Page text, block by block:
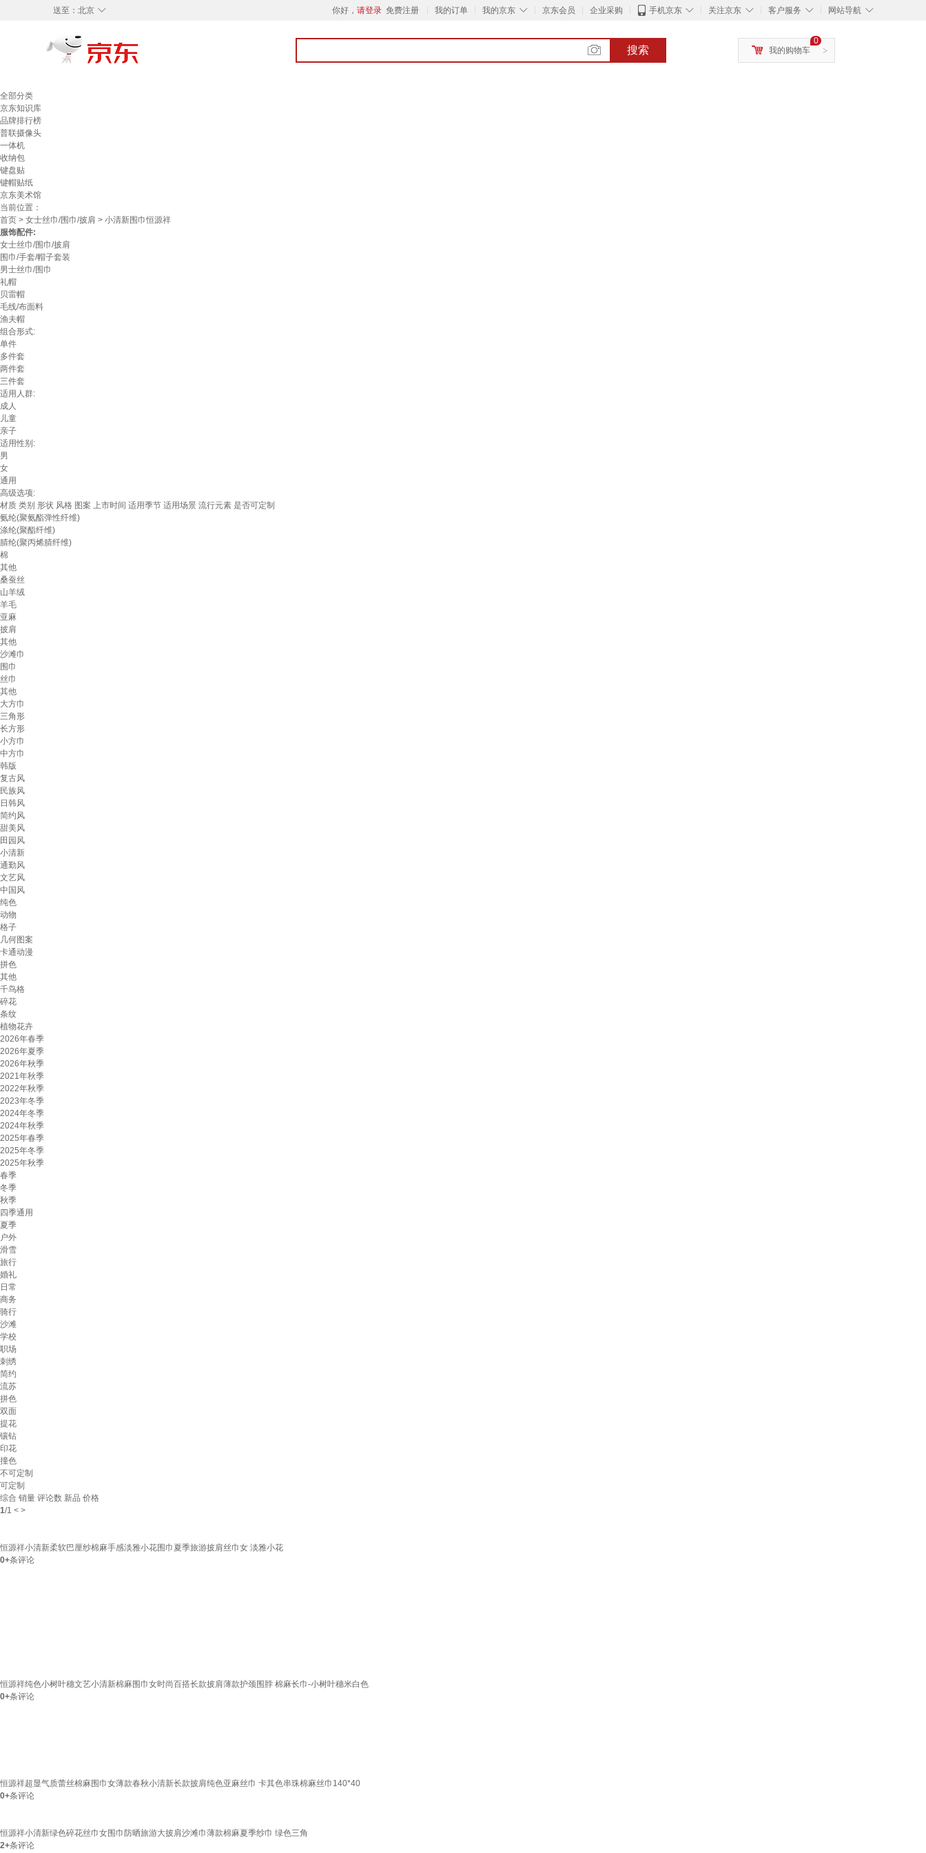
◇
送至： 北京 你好， 请登录 免费注册 我的订单 ◇
我的京东 京东会员 企业采购 ◇
手机京东 ◇
关注京东 ◇
客户服务 ◇
网站导航
搜索 >
0
我的购物车
全部分类
京东知识库
品牌排行榜
普联摄像头
一体机
收纳包
键盘贴
键帽贴纸
京东美术馆
当前位置：
首页 > 女士丝巾/围巾/披肩 > 小清新围巾恒源祥
服饰配件:
女士丝巾/围巾/披肩
围巾/手套/帽子套装
男士丝巾/围巾
礼帽
贝雷帽
毛线/布面料
渔夫帽
组合形式:
单件
多件套
两件套
三件套
适用人群:
成人
儿童
亲子
适用性别:
男
女
通用
高级选项:
材质 类别 形状 风格 图案 上市时间 适用季节 适用场景 流行元素 是否可定制
氨纶(聚氨酯弹性纤维)
涤纶(聚酯纤维)
腈纶(聚丙烯腈纤维)
棉
其他
桑蚕丝
山羊绒
羊毛
亚麻
披肩
其他
沙滩巾
围巾
丝巾
其他
大方巾
三角形
长方形
小方巾
中方巾
韩版
复古风
民族风
日韩风
简约风
甜美风
田园风
小清新
通勤风
文艺风
中国风
纯色
动物
格子
几何图案
卡通动漫
拼色
其他
千鸟格
碎花
条纹
植物花卉
2026年春季
2026年夏季
2026年秋季
2021年秋季
2022年秋季
2023年冬季
2024年冬季
2024年秋季
2025年春季
2025年冬季
2025年秋季
春季
冬季
秋季
四季通用
夏季
户外
滑雪
旅行
婚礼
日常
商务
骑行
沙滩
学校
职场
刺绣
简约
流苏
拼色
双面
提花
镶钻
印花
撞色
不可定制
可定制
综合 销量 评论数 新品 价格
1/1 < >
恒源祥小清新柔软巴厘纱棉麻手感淡雅小花围巾夏季旅游披肩丝巾女 淡雅小花
0+条评论
恒源祥纯色小树叶穗文艺小清新棉麻围巾女时尚百搭长款披肩薄款护颈围脖 棉麻长巾-小树叶穗米白色
0+条评论
恒源祥超显气质蕾丝棉麻围巾女薄款春秋小清新长款披肩纯色亚麻丝巾 卡其色串珠棉麻丝巾140*40
0+条评论
恒源祥小清新绿色碎花丝巾女围巾防晒旅游大披肩沙滩巾薄款棉麻夏季纱巾 绿色三角
2+条评论